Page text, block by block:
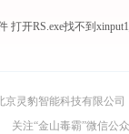
打开RS.exe找不到
京灵豹智能科技有限公司
关注“金山毒霸”微信公